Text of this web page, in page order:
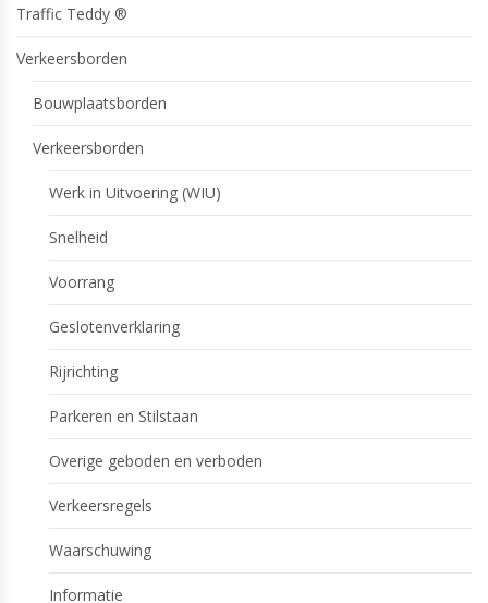
Traffic Teddy ®
Verkeersborden
Bouwplaatsborden
Verkeersborden
Werk in Uitvoering (WIU)
Snelheid
Voorrang
Geslotenverklaring
Rijrichting
Parkeren en Stilstaan
Overige geboden en verboden
Verkeersregels
Waarschuwing
Informatie